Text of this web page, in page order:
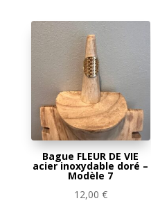
Bague FLEUR DE VIE
acier inoxydable doré –
Modèle 7
12,00 €